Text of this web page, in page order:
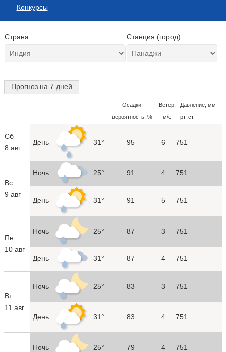
Конкурсы
Страна Станция (город)
Прогноз на 7 дней
Осадки,
вероятность, %
Ветер,
м/с
Давление, мм
рт. ст.
Сб
8 авг
День 31° 95 6 751
Вс
9 авг
Ночь 25° 91 4 751
День 31° 91 5 751
Пн
10 авг
Ночь 25° 87 3 751
День 31° 87 4 751
Вт
11 авг
Ночь 25° 83 3 751
День 31° 83 4 751
Ночь 25° 79 4 751